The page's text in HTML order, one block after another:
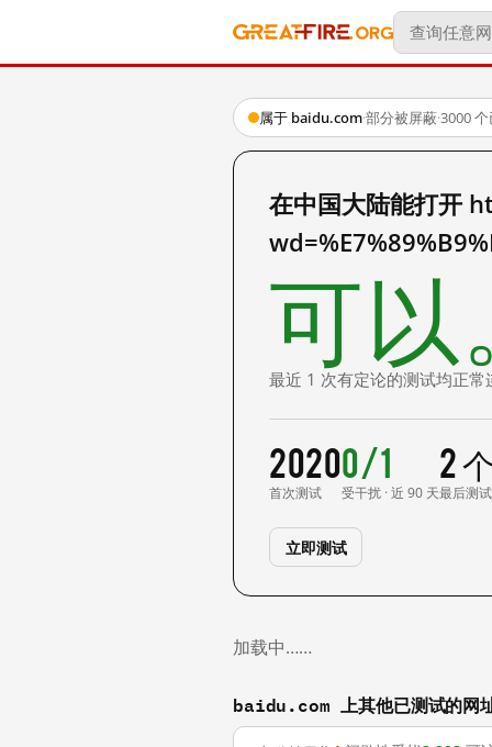
属于 baidu.com·部分被屏蔽·3000
在中国大陆能打开
可以
最近 1 次有定论的测试均正常
2020
首次测试
0/1
受干扰 · 近 90 天
2
最后测试
立即测试
加载中……
baidu.com 上其他已测试的网